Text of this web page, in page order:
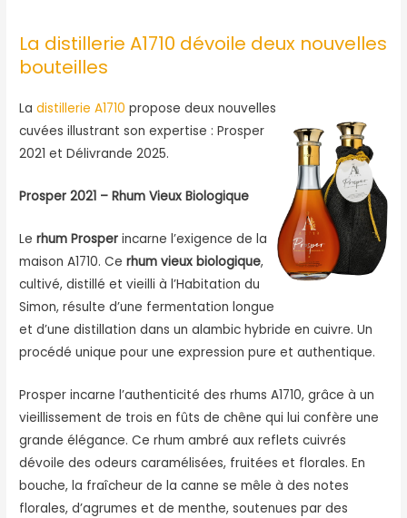
La distillerie A1710 dévoile deux nouvelles
bouteilles
Ladistillerie A1710 propose deux nouvelles
cuvées illustrant son expertise : Prosper
2021 et Délivrande 2025.
Prosper 2021 – Rhum Vieux Biologique
Le rhum Prosper incarne l’exigence de la
maison A1710. Cerhum vieux biologique,
cultivé, distillé et vieilli à l’Habitation du
Simon, résulte d’une fermentation longue
et d’une distillation dans un alambic hybride en cuivre. Un
procédé unique pour une expression pure et authentique.
Prosper incarne l’authenticité des rhums A1710, grâce à un
vieillissement de trois en fûts de chêne qui lui confère une
grande élégance. Ce rhum ambré aux reflets cuivrés
dévoile des odeurs caramélisées, fruitées et florales. En
bouche, la fraîcheur de la canne se mêle à des notes
florales, d’agrumes et de menthe, soutenues par des